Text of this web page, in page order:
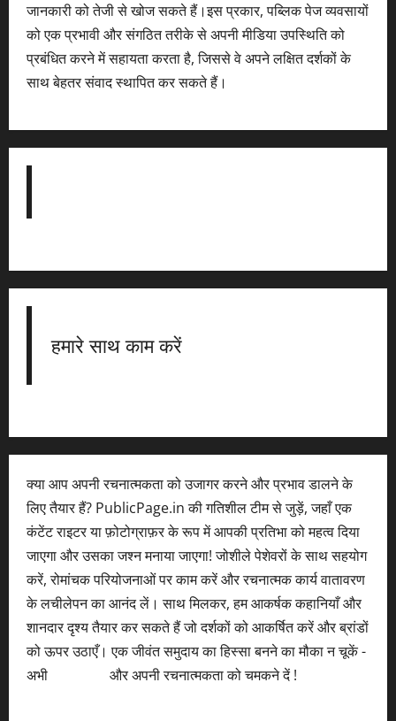
जानकारी को तेजी से खोज सकते हैं।इस प्रकार, पब्लिक पेज व्यवसायों
को एक प्रभावी और संगठित तरीके से अपनी मीडिया उपस्थिति को
प्रबंधित करने में सहायता करता है, जिससे वे अपने लक्षित दर्शकों के
साथ बेहतर संवाद स्थापित कर सकते हैं।
हमारे साथ काम करें
क्या आप अपनी रचनात्मकता को उजागर करने और प्रभाव डालने के
लिए तैयार हैं? PublicPage.in की गतिशील टीम से जुड़ें, जहाँ एक
कंटेंट राइटर या फ़ोटोग्राफ़र के रूप में आपकी प्रतिभा को महत्व दिया
जाएगा और उसका जश्न मनाया जाएगा! जोशीले पेशेवरों के साथ सहयोग
करें, रोमांचक परियोजनाओं पर काम करें और रचनात्मक कार्य वातावरण
के लचीलेपन का आनंद लें। साथ मिलकर, हम आकर्षक कहानियाँ और
शानदार दृश्य तैयार कर सकते हैं जो दर्शकों को आकर्षित करें और ब्रांडों
को ऊपर उठाएँ। एक जीवंत समुदाय का हिस्सा बनने का मौका न चूकें -
अभी
और अपनी रचनात्मकता को चमकने दें !